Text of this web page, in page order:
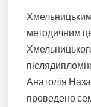
методичним
Анатолія
проведено